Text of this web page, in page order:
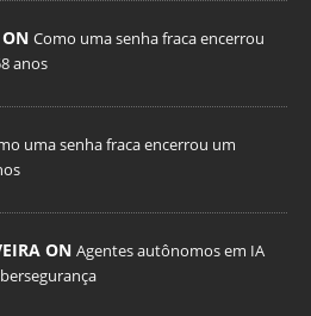
Como uma senha fraca encerrou
anos
uma senha fraca encerrou um
ON Agentes autônomos em IA